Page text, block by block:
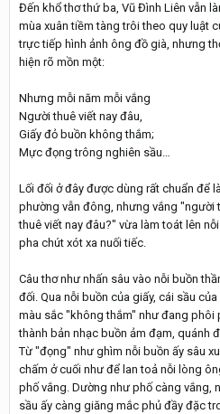
Đến khổ thơ thứ ba, Vũ Đình Liên vẫn
mùa xuân tiềm tàng trôi theo quy luật
trực tiếp hình ảnh ông đồ già, nhưng
hiện rõ mồn một:
Nhưng mỗi năm mỗi vắng
Người thuê viết nay đâu,
Giấy đỏ buồn không thắm;
Mực đọng trông nghiên sầu…
Lối đối ở đây được dùng rất chuẩn để
phường vẫn đông, nhưng vắng "người
thuê viết nay đâu?" vừa làm toát lên
pha chút xót xa nuối tiếc.
Câu thơ như nhấn sâu vào nỗi buồn
đối. Qua nỗi buồn của giấy, cái sầu
màu sắc "không thắm" như đang phôi
thành bản nhạc buồn ảm đạm, quánh
Từ "đọng" như ghìm nỗi buồn ấy sâu
chấm ở cuối như để lan toả nỗi lòng
phố vắng. Dường như phố càng vắng,
sầu ấy càng giăng mắc phủ đầy đặc